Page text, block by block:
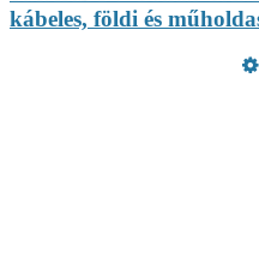
kábeles, földi és